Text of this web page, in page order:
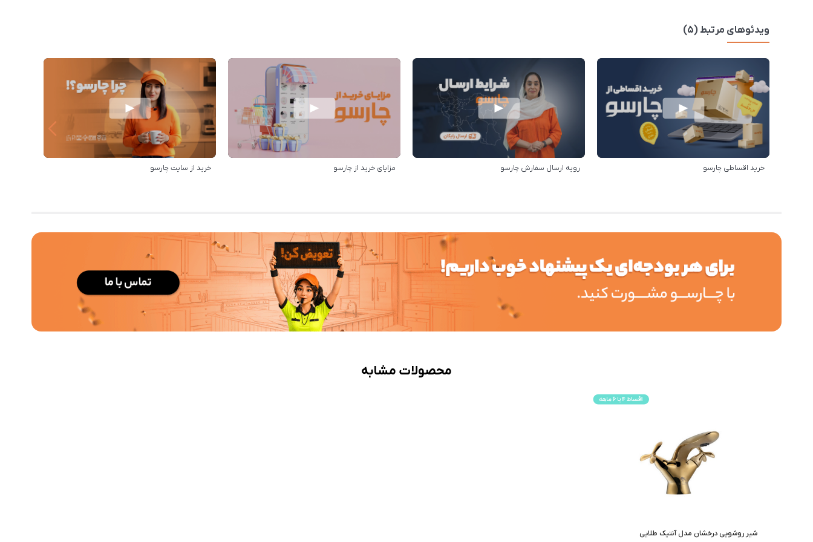
ویدئوهای مرتبط (5)
خرید اقساطی چارسو رویه ارسال سفارش چارسو مزایای خرید از چارسو خرید از سایت چارسو
محصولات مشابه
شیر روشویی درخشان مدل آنتیک طلایی